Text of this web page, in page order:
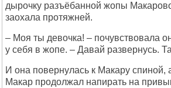
дырочку разъёбанной жопы
заохала протяжней.
– Моя ты девочка! – почувствовала
у себя в жопе. – Давай развернусь.
И она повернулась к Макару спиной,
Макар продолжал напирать на